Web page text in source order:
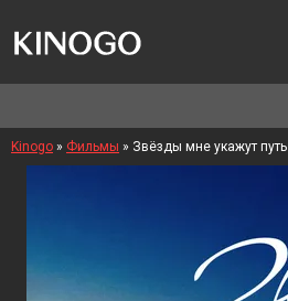
Kinogo » Фильмы » Звёзды мне укажут путь